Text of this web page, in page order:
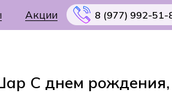
Акции 8 (977) 992-51-
С днем рождения,